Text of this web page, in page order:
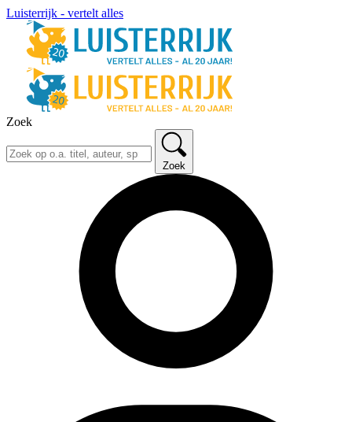
Luisterrijk - vertelt alles
Zoek
Zoek